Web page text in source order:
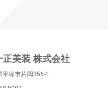
美装 株式会社
塚市片岡356-1